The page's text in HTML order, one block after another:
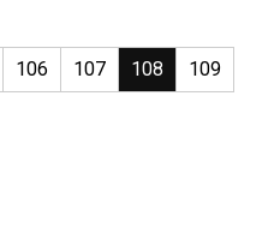
106 107 108
109